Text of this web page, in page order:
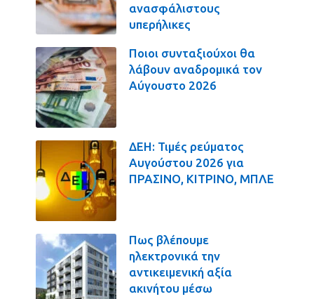
ανασφάλιστους
υπερήλικες
Ποιοι συνταξιούχοι θα
λάβουν αναδρομικά τον
Αύγουστο 2026
ΔΕΗ: Τιμές ρεύματος
Αυγούστου 2026 για
ΠΡΑΣΙΝΟ, ΚΙΤΡΙΝΟ, ΜΠΛΕ
Πως βλέπουμε
ηλεκτρονικά την
αντικειμενική αξία
ακινήτου μέσω